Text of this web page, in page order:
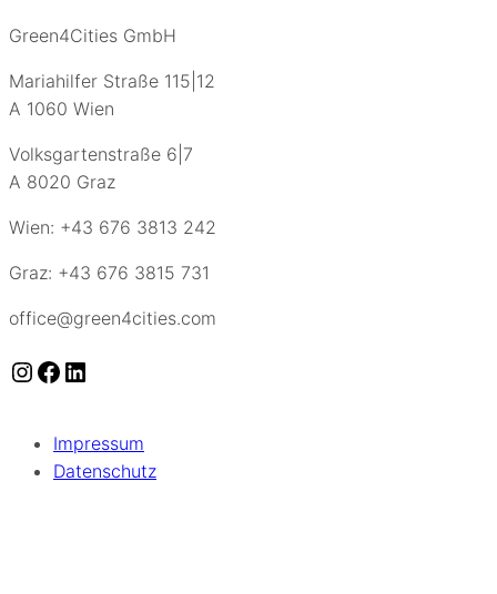
Green4Cities GmbH
Mariahilfer Straße 115|12
A 1060 Wien
Volksgartenstraße 6|7
A 8020 Graz
Wien: +43 676 3813 242
Graz: +43 676 3815 731
office@green4cities.com
Instagram
Facebook
LinkedIn
Impressum
Datenschutz